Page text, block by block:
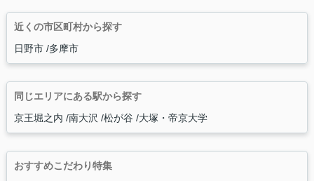
近くの市区町村から探す
日野市 多摩市
同じエリアにある駅から探す
京王堀之内 南大沢 松が谷 大塚・帝京大学
おすすめこだわり特集